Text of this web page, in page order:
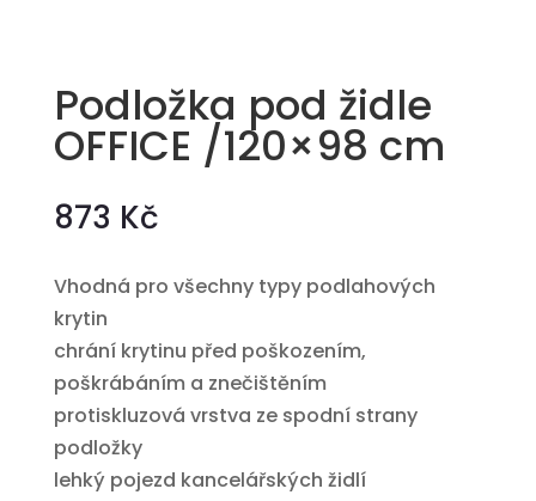
Podložka pod židle
OFFICE /120×98 cm
873 Kč
Vhodná pro všechny typy podlahových
krytin
chrání krytinu před poškozením,
poškrábáním a znečištěním
protiskluzová vrstva ze spodní strany
podložky
lehký pojezd kancelářských židlí